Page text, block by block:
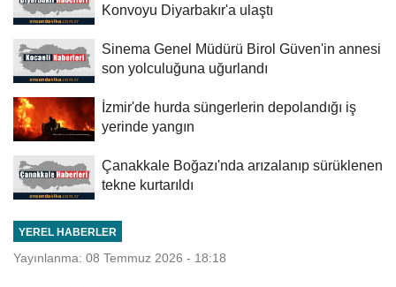
Konvoyu Diyarbakır'a ulaştı
Sinema Genel Müdürü Birol Güven'in annesi
son yolculuğuna uğurlandı
İzmir'de hurda süngerlerin depolandığı iş
yerinde yangın
Çanakkale Boğazı'nda arızalanıp sürüklenen
tekne kurtarıldı
YEREL HABERLER
Yayınlanma: 08 Temmuz 2026 - 18:18